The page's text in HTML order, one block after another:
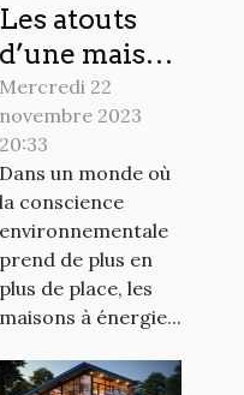
Les atouts
d’une maison
à énergie
positive
Mercredi 22
novembre 2023
20:33
Dans un monde où
la conscience
environnementale
prend de plus en
plus de place, les
maisons à énergie...